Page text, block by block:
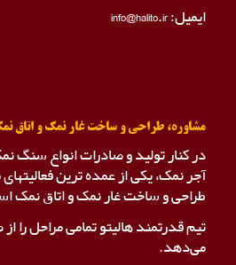
ایمیل: info@halito.ir
مشاوره، طراحی و ساخت غار نمک و اتاق
در کنار تولید و صادرات انواع سنگ
آجر نمک، یکی از عمده ترین
طراحی و ساخت غار نمک و اتاق نمک
تیم قدرتمند هالیتو تمامی مراحل را
می‌دهد.